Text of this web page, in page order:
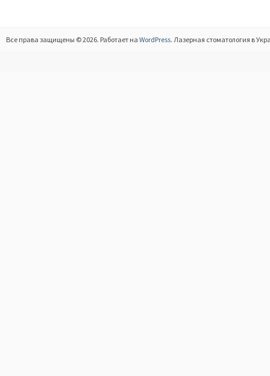
Все права защищены © 2026. Работает на WordPress. Лазерная стоматология в